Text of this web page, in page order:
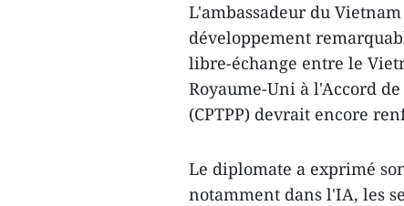
L'ambassadeur du
développement
libre-échange entre le
Royaume-Uni à l'Accord
(CPTPP) devrait encore
Le diplomate a exprimé
notamment dans l'IA, les